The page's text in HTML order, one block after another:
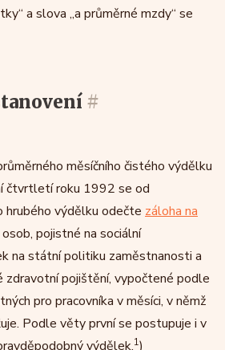
a slova „a průměrné mzdy“ se
#
měsíčního čistého výdělku
čtvrtletí roku 1992 se od
hrubého výdělku odečte záloha na
pojistné na sociální
na státní politiku zaměstnanosti a
zdravotní pojištění, vypočtené podle
pro pracovníka v měsíci, v němž
Podle věty první se postupuje i v
výdělek.1)